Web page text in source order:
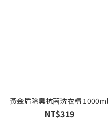
黃金盾除臭抗菌洗衣精 1000ml
NT$319